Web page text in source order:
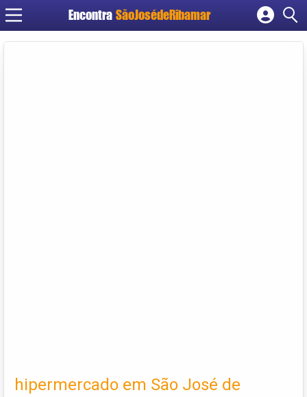
Encontra SãoJosédeRibamar
Cadastrar empresa
hipermercado em São José de